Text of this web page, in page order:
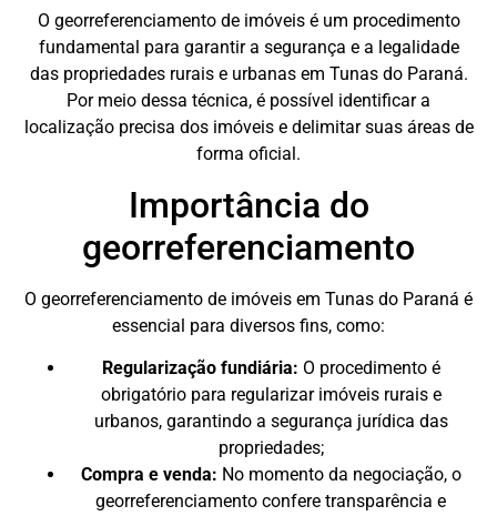
O georreferenciamento de imóveis é um procedimento
fundamental para garantir a segurança e a legalidade
das propriedades rurais e urbanas em Tunas do Paraná.
Por meio dessa técnica, é possível identificar a
localização precisa dos imóveis e delimitar suas áreas de
forma oficial.
Importância do
georreferenciamento
O georreferenciamento de imóveis em Tunas do Paraná é
essencial para diversos fins, como:
Regularização fundiária: O procedimento é
obrigatório para regularizar imóveis rurais e
urbanos, garantindo a segurança jurídica das
propriedades;
Compra e venda: No momento da negociação, o
georreferenciamento confere transparência e